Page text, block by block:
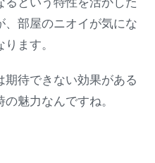
、部屋のニオイが気にな
ます。
期待できない効果がある
魅力なんですね。